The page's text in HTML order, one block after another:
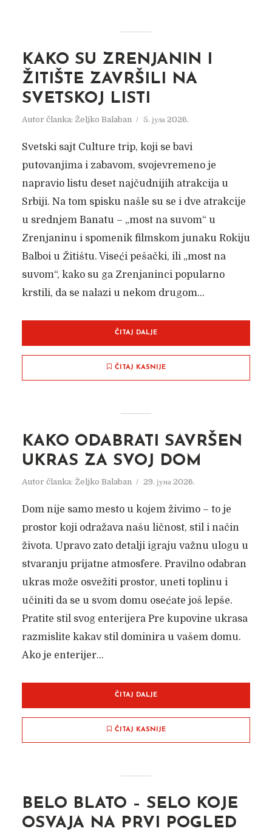
TIHA NOĆ
KAKO SU ZRENJANIN I
ŽITIŠTE ZAVRŠILI NA
SVETSKOJ LISTI
Autor članka: Željko Balaban 5. јула 2026.
Svetski sajt Culture trip, koji se bavi
putovanjima i zabavom, svojevremeno je
napravio listu deset najčudnijih atrakcija u
Srbiji. Na tom spisku našle su se i dve atrakcije
u srednjem Banatu – „most na suvom“ u
Zrenjaninu i spomenik filmskom junaku Rokiju
Balboi u Žitištu. Viseći pešački, ili „most na
suvom“, kako su ga Zrenjaninci popularno
krstili, da se nalazi u nekom drugom...
ČITAJ DALJE
ČITAJ KASNIJE
KAKO ODABRATI SAVRŠEN
UKRAS ZA SVOJ DOM
Autor članka: Željko Balaban 29. јуна 2026.
Dom nije samo mesto u kojem živimo – to je
prostor koji odražava našu ličnost, stil i način
života. Upravo zato detalji igraju važnu ulogu u
stvaranju prijatne atmosfere. Pravilno odabran
ukras može osvežiti prostor, uneti toplinu i
učiniti da se u svom domu osećate još lepše.
Pratite stil svog enterijera Pre kupovine ukrasa
razmislite kakav stil dominira u vašem domu.
Ako je enterijer...
ČITAJ DALJE
ČITAJ KASNIJE
BELO BLATO – SELO KOJE
OSVAJA NA PRVI POGLED